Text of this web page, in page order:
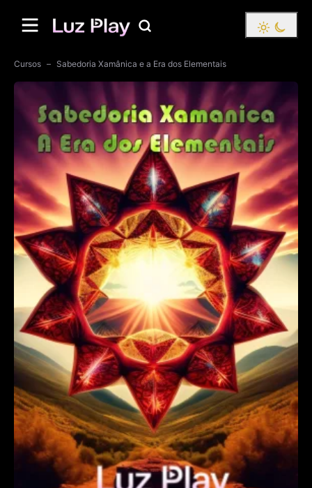
Cursos Sabedoria Xamânica e a Era dos Elementais